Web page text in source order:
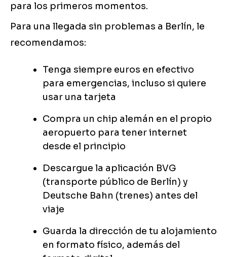
para los primeros momentos.
Para una llegada sin problemas a Berlín, le
recomendamos:
Tenga siempre euros en efectivo
para emergencias, incluso si quiere
usar una tarjeta
Compra un chip alemán en el propio
aeropuerto para tener internet
desde el principio
Descargue la aplicación BVG
(transporte público de Berlín) y
Deutsche Bahn (trenes) antes del
viaje
Guarda la dirección de tu alojamiento
en formato físico, además del